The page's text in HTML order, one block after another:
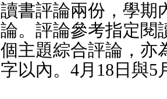
讀書評論兩份，學期
論。評論參考指定閱
個主題綜合評論，亦
字以內。4月18日與5